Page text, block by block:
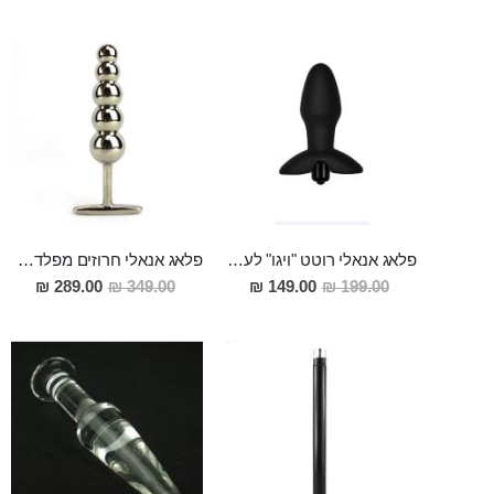
פלאג אנאלי רוטט "ויגו" לעונג אנאלי שאין שני לו
199.00 ₪
מחיר
מבצע
149.00 ₪
פלאג אנאלי חרוזים מפלדת אל חלד לתחושות חדשות שלא היכרתם. 15 ס"מ אורך 3 ס"מ רוחב מירבי "KOTHAR"
349.00 ₪
מחיר
מבצע
289.00 ₪